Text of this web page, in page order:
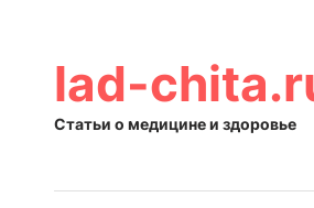
contentlad-
Статьи о медицине и здоровье